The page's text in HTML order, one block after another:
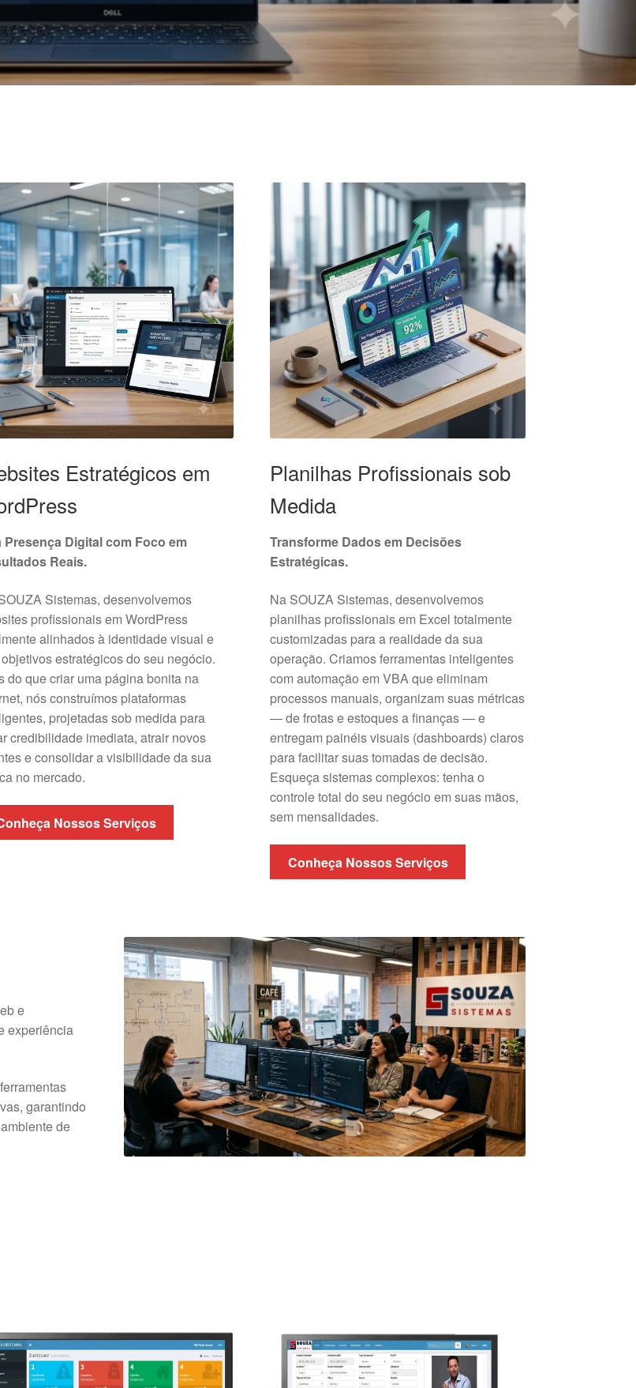
Estratégicos em
Presença Digital com Foco em
Reais.
Sistemas, desenvolvemos
profissionais em WordPress
alinhados à identidade visual e
estratégicos do seu negócio.
do que criar uma página bonita na
nós construímos plataformas
projetadas sob medida para
credibilidade imediata, atrair novos
e consolidar a visibilidade da sua
no mercado.
Nossos Serviços
Planilhas Profissionais sob
Medida
Transforme Dados em Decisões
Estratégicas.
Na SOUZA Sistemas, desenvolvemos
planilhas profissionais em Excel totalmente
customizadas para a realidade da sua
operação. Criamos ferramentas inteligentes
com automação em VBA que eliminam
processos manuais, organizam suas métricas
— de frotas e estoques a finanças — e
entregam painéis visuais (dashboards) claros
para facilitar suas tomadas de decisão.
Esqueça sistemas complexos: tenha o
controle total do seu negócio em suas mãos,
sem mensalidades.
Conheça Nossos Serviços
e
experiência
garantindo
de